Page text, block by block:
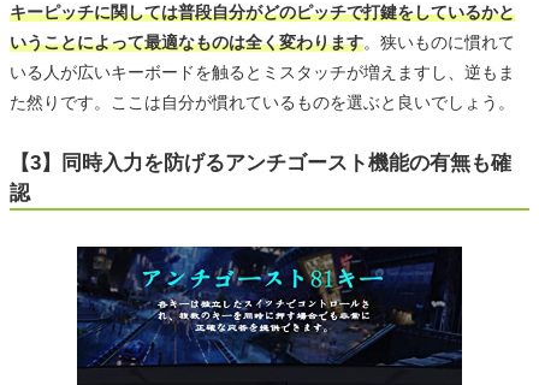
キーピッチに関しては普段自分がどのピッチで打鍵をしているかと
いうことによって最適なものは全く変わります。狭いものに慣れて
いる人が広いキーボードを触るとミスタッチが増えますし、逆もま
た然りです。ここは自分が慣れているものを選ぶと良いでしょう。
【3】同時入力を防げるアンチゴースト機能の有無も確
認